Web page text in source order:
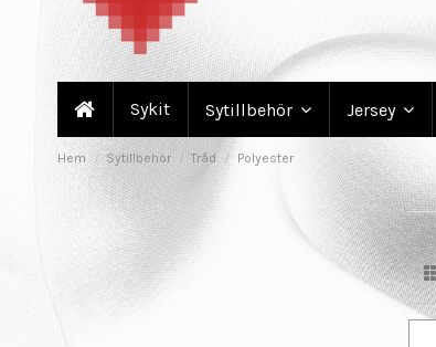
Sykit Sytillbehör Jersey
Hem Sytillbehör Tråd Polyester